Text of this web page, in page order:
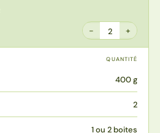
− 2 +
QUANTITÉ
400 g
2
1 ou 2 boites